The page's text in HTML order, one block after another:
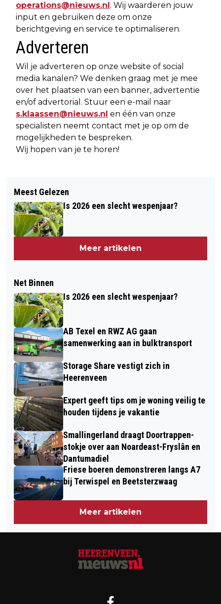
operations@nieuws.nl. Wij waarderen jouw
input en gebruiken deze om onze
berichtgeving en service te optimaliseren.
Adverteren
Wil je adverteren op onze website of social
media kanalen? We denken graag met je mee
over het plaatsen van een banner, advertentie
en/of advertorial. Stuur een e-mail naar
s.klaassen@nieuws.nl en één van onze
specialisten neemt contact met je op om de
mogelijkheden te bespreken.
Wij hopen van je te horen!
Meest Gelezen
Is 2026 een slecht wespenjaar?
Meer artikelen
Net Binnen
Is 2026 een slecht wespenjaar?
AB Texel en RWZ AG gaan
samenwerking aan in bulktransport
Storage Share vestigt zich in
Heerenveen
Expert geeft tips om je woning veilig te
houden tijdens je vakantie
Smallingerland draagt Doortrappen-
stokje over aan Noardeast-Fryslân en
Dantumadiel
Friese boeren demonstreren langs A7
bij Terwispel en Beetsterzwaag
Meer artikelen